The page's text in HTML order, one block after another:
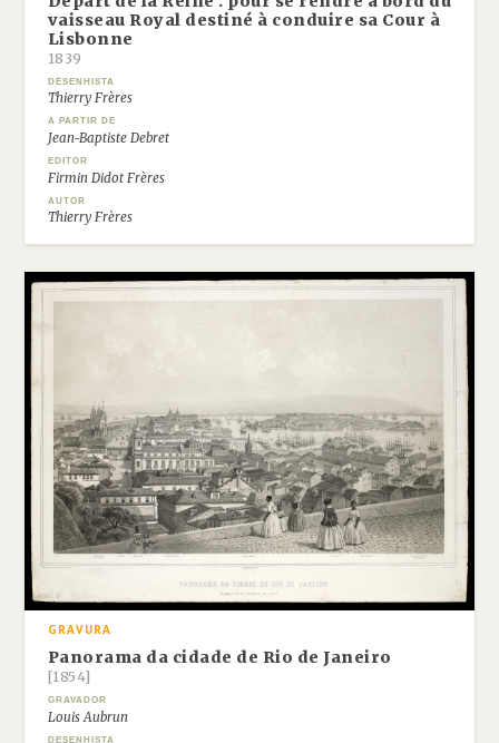
vaisseau Royal destiné à conduire sa Cour à
Lisbonne
1839
DESENHISTA
Thierry Frères
A PARTIR DE
Jean-Baptiste Debret
EDITOR
Firmin Didot Frères
AUTOR
Thierry Frères
GRAVURA
Panorama da cidade de Rio de Janeiro
[1854]
GRAVADOR
Louis Aubrun
DESENHISTA